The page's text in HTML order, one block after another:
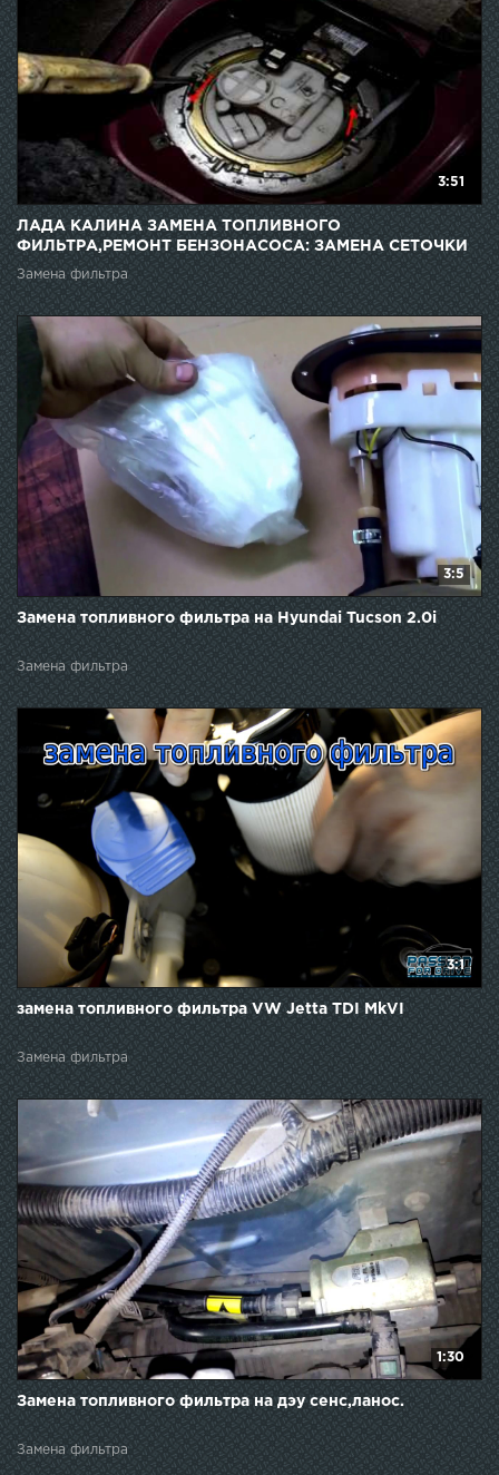
3:51
ЛАДА КАЛИНА ЗАМЕНА ТОПЛИВНОГО
ФИЛЬТРА,РЕМОНТ БЕНЗОНАСОСА: ЗАМЕНА СЕТОЧКИ
Замена фильтра
3:5
Замена топливного фильтра на Hyundai Tucson 2.0i
Замена фильтра
3:1
замена топливного фильтра VW Jetta TDI MkVI
Замена фильтра
1:30
Замена топливного фильтра на дэу сенс,ланос.
Замена фильтра